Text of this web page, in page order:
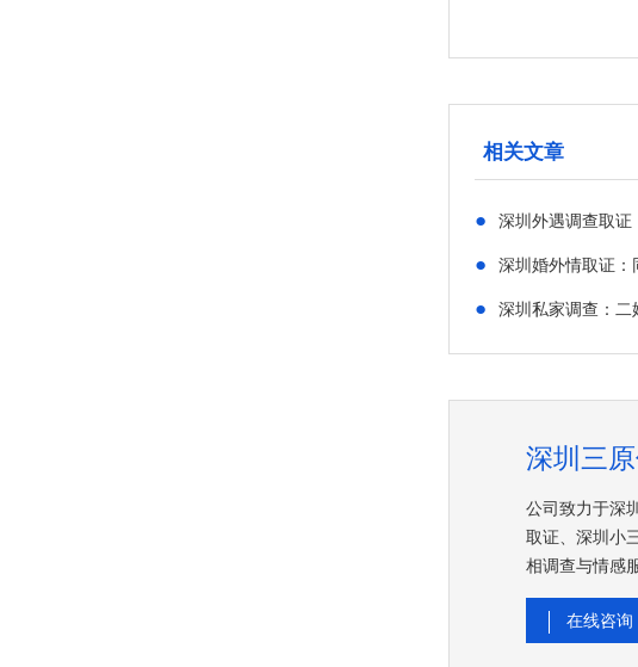
相关文章
● 深圳外遇调查取证
● 深圳婚外情取证：
● 深圳私家调查：二
深圳三
公司致力于深
取证、深圳小
相调查与情感
在线咨询